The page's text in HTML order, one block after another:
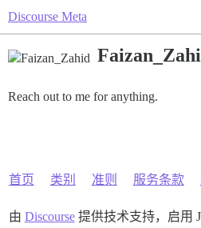
Discourse Meta
Reach out to me for anything.
首页 类别 准则 服务条款
由 Discourse提供技术支持，启用